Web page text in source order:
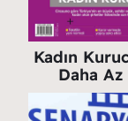
Kadın
Daha